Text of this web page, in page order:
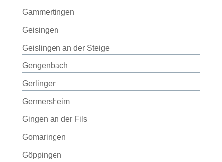
Gammertingen
Geisingen
Geislingen an der Steige
Gengenbach
Gerlingen
Germersheim
Gingen an der Fils
Gomaringen
Göppingen